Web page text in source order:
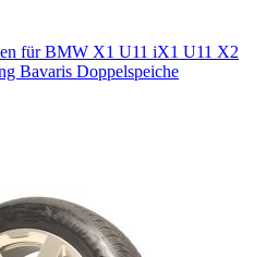
für BMW X1 U11 iX1 U11 X2
Bavaris Doppelspeiche